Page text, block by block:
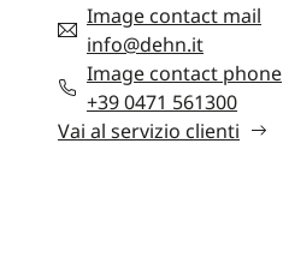
Image contact mail
info@dehn.it
Image contact phone
+39 0471 561300
Vai al servizio clienti